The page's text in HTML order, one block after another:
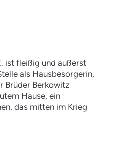
zweite Chancen und
ist fleißig und äußerst
als Hausbesorgerin,
Brüder Berkowitz
Hause, ein
das mitten im Krieg
gegen die
Martha die
und abgerissen. Jeder